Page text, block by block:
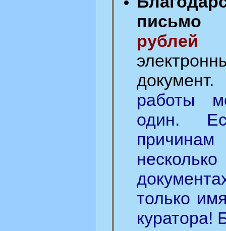
рублей
работы
один.
только
куратора!